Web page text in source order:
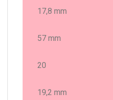
17,8 mm
57 mm
20
19,2 mm